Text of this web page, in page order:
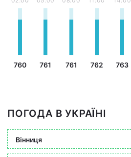
760 761 761 762 763
ПОГОДА В УКРАЇНІ
Вінниця